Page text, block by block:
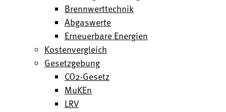
Brennwerttechnik
Abgaswerte
Erneuerbare Energien
Kostenvergleich
Gesetzgebung
CO2-Gesetz
MuKEn
LRV